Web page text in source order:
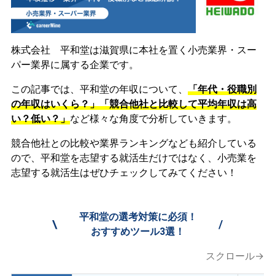
株式会社 平和堂は滋賀県に本社を置く小売業界・スー
パー業界に属する企業です。
この記事では、平和堂の年収について、 「年代・役職別
の年収はいくら？」「競合他社と比較して平均年収は高
い？低い？」など様々な角度で分析していきます。
競合他社との比較や業界ランキングなども紹介している
ので、平和堂を志望する就活生だけではなく、小売業を
志望する就活生はぜひチェックしてみてください！
\
平和堂の選考対策に必須！
おすすめツール3選！
/
スクロール→